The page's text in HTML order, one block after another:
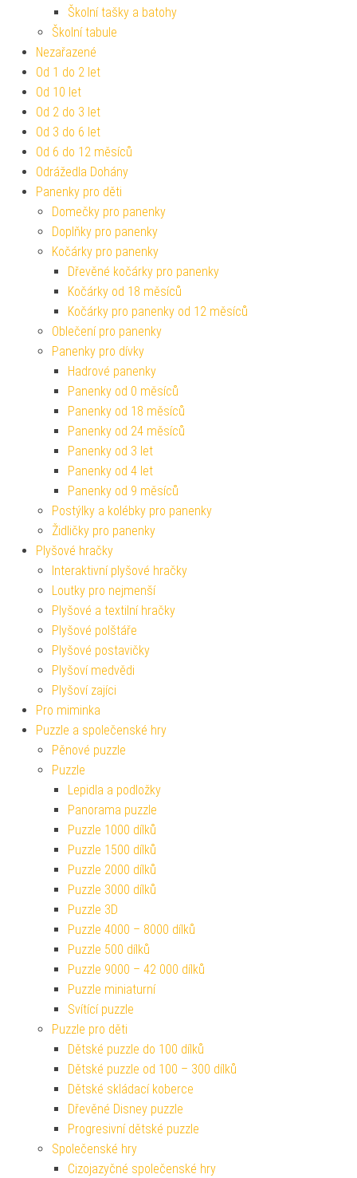
Školní tašky a batohy
Školní tabule
Nezařazené
Od 1 do 2 let
Od 10 let
Od 2 do 3 let
Od 3 do 6 let
Od 6 do 12 měsíců
Odrážedla Dohány
Panenky pro děti
Domečky pro panenky
Doplňky pro panenky
Kočárky pro panenky
Dřevěné kočárky pro panenky
Kočárky od 18 měsíců
Kočárky pro panenky od 12 měsíců
Oblečení pro panenky
Panenky pro dívky
Hadrové panenky
Panenky od 0 měsíců
Panenky od 18 měsíců
Panenky od 24 měsíců
Panenky od 3 let
Panenky od 4 let
Panenky od 9 měsíců
Postýlky a kolébky pro panenky
Židličky pro panenky
Plyšové hračky
Interaktivní plyšové hračky
Loutky pro nejmenší
Plyšové a textilní hračky
Plyšové polštáře
Plyšové postavičky
Plyšoví medvědi
Plyšoví zajíci
Pro miminka
Puzzle a společenské hry
Pěnové puzzle
Puzzle
Lepidla a podložky
Panorama puzzle
Puzzle 1000 dílků
Puzzle 1500 dílků
Puzzle 2000 dílků
Puzzle 3000 dílků
Puzzle 3D
Puzzle 4000 – 8000 dílků
Puzzle 500 dílků
Puzzle 9000 – 42 000 dílků
Puzzle miniaturní
Svítící puzzle
Puzzle pro děti
Dětské puzzle do 100 dílků
Dětské puzzle od 100 – 300 dílků
Dětské skládací koberce
Dřevěné Disney puzzle
Progresivní dětské puzzle
Společenské hry
Cizojazyčné společenské hry